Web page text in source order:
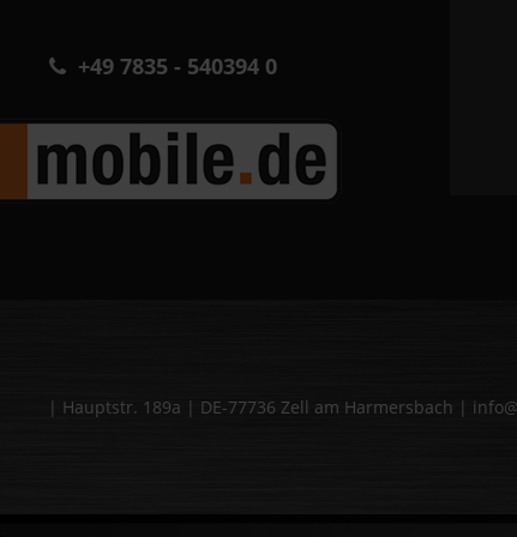
+49 7835 - 540394 0
| Hauptstr. 189a | DE-77736 Zell am Harmersbach |